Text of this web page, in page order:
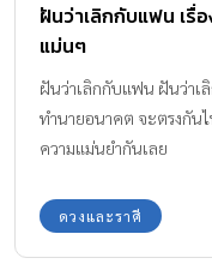
ฝันว่าเลิกกับแฟน เรื่
แม่นๆ
ฝันว่าเลิกกับแฟน ฝันว่าเ
ทำนายอนาคต จะตรงกันไ
ความแม่นยำกันเลย
ดวงและราศี